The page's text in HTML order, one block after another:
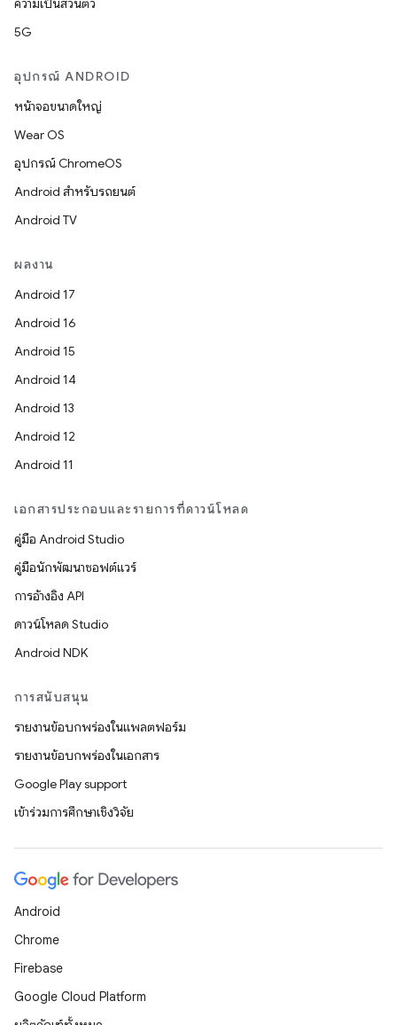
ความเป็นส่วนตัว
5G
อุปกรณ์ ANDROID
หน้าจอขนาดใหญ่
Wear OS
อุปกรณ์ ChromeOS
Android สำหรับรถยนต์
Android TV
ผลงาน
Android 17
Android 16
Android 15
Android 14
Android 13
Android 12
Android 11
เอกสารประกอบและรายการที่ดาวน์โหลด
คู่มือ Android Studio
คู่มือนักพัฒนาซอฟต์แวร์
การอ้างอิง API
ดาวน์โหลด Studio
Android NDK
การสนับสนุน
รายงานข้อบกพร่องในแพลตฟอร์ม
รายงานข้อบกพร่องในเอกสาร
Google Play support
เข้าร่วมการศึกษาเชิงวิจัย
Android
Chrome
Firebase
Google Cloud Platform